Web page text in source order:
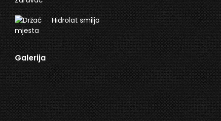
Hidrolat smilja
Galerija